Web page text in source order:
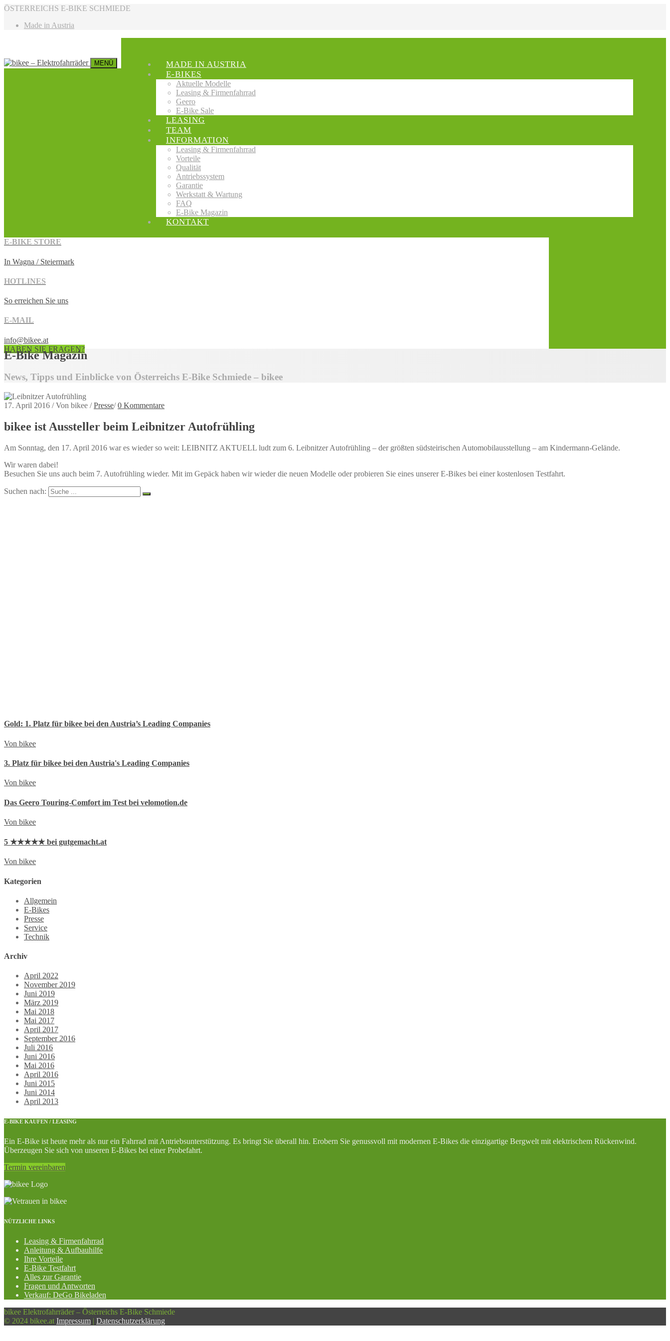
ÖSTERREICHS E-BIKE SCHMIEDE
Made in Austria
MENÜ
MADE IN AUSTRIA
E-BIKES
Aktuelle Modelle
Leasing & Firmenfahrrad
Geero
E-Bike Sale
LEASING
TEAM
INFORMATION
Leasing & Firmenfahrrad
Vorteile
Qualität
Antriebssystem
Garantie
Werkstatt & Wartung
FAQ
E-Bike Magazin
KONTAKT
E-BIKE STORE
In Wagna / Steiermark
HOTLINES
So erreichen Sie uns
E-MAIL
info@bikee.at
HABEN SIE FRAGEN?
E-Bike Magazin
News, Tipps und Einblicke von Österreichs E-Bike Schmiede – bikee
17. April 2016 / Von bikee / Presse/ 0 Kommentare
bikee ist Aussteller beim Leibnitzer Autofrühling
Am Sonntag, den 17. April 2016 war es wieder so weit: LEIBNITZ AKTUELL ludt zum 6. Leibnitzer Autofrühling – der größten südsteirischen Automobilausstellung – am Kindermann-Gelände.
Wir waren dabei!
Besuchen Sie uns auch beim 7. Autofrühling wieder. Mit im Gepäck haben wir wieder die neuen Modelle oder probieren Sie eines unserer E-Bikes bei einer kostenlosen Testfahrt.
Suchen nach:
Gold: 1. Platz für bikee bei den Austria’s Leading Companies
Von bikee
3. Platz für bikee bei den Austria's Leading Companies
Von bikee
Das Geero Touring-Comfort im Test bei velomotion.de
Von bikee
5 ★★★★★ bei gutgemacht.at
Von bikee
Kategorien
Allgemein
E-Bikes
Presse
Service
Technik
Archiv
April 2022
November 2019
Juni 2019
März 2019
Mai 2018
Mai 2017
April 2017
September 2016
Juli 2016
Juni 2016
Mai 2016
April 2016
Juni 2015
Juni 2014
April 2013
E-BIKE KAUFEN / LEASING
Ein E-Bike ist heute mehr als nur ein Fahrrad mit Antriebsunterstützung. Es bringt Sie überall hin. Erobern Sie genussvoll mit modernen E-Bikes die einzigartige Bergwelt mit elektrischem Rückenwind.
Überzeugen Sie sich von unseren E-Bikes bei einer Probefahrt.
Termin vereinbaren
NÜTZLICHE LINKS
Leasing & Firmenfahrrad
Anleitung & Aufbauhilfe
Ihre Vorteile
E-Bike Testfahrt
Alles zur Garantie
Fragen und Antworten
Verkauf: DeGo Bikeladen
bikee Elektrofahrräder – Österreichs E-Bike Schmiede
© 2024 bikee.at Impressum | Datenschutzerklärung